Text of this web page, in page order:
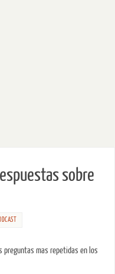
sobre
preguntas mas repetidas en los